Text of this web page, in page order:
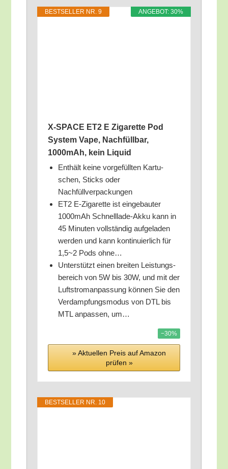
ANGE­BOT: 30%
BEST­SEL­LER NR. 9
X‑SPACE ET2 E Ziga­ret­te Pod
Sys­tem Vape, Nach­füll­bar,
1000mAh, kein Liquid
Ent­hält kei­ne vor­ge­füll­ten Kar­tu­
schen, Sticks oder
Nachfüllverpackungen
ET2 E‑Zigarette ist ein­ge­bau­ter
1000mAh Schnell­la­de-Akku kann in
45 Minu­ten voll­stän­dig auf­ge­la­den
wer­den und kann kon­ti­nu­ier­lich für
1,5~2 Pods ohne…
Unter­stützt einen brei­ten Leis­tungs­
be­reich von 5W bis 30W, und mit der
Luft­strom­an­pas­sung kön­nen Sie den
Ver­damp­fungs­mo­dus von DTL bis
MTL anpas­sen, um…
−30%
» Aktu­el­len Preis auf Ama­zon
prü­fen »
BEST­SEL­LER NR. 10